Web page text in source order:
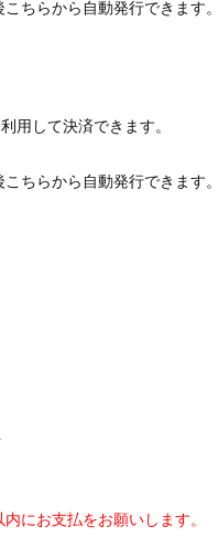
ちらから自動発行できます。
用して決済できます。
ちらから自動発行できます。
にお支払をお願いします。